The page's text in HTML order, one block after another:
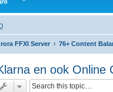
FFXI Server 76+ Content
en ook Online